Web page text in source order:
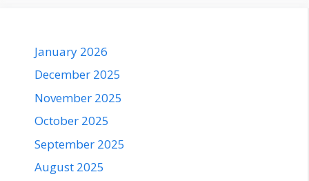
January 2026
December 2025
November 2025
October 2025
September 2025
August 2025